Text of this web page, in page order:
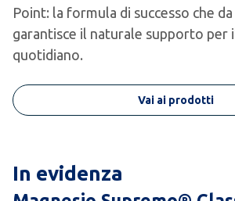
Point: la formula di successo che
garantisce il naturale supporto per
quotidiano.
Vai ai prodotti
In evidenza